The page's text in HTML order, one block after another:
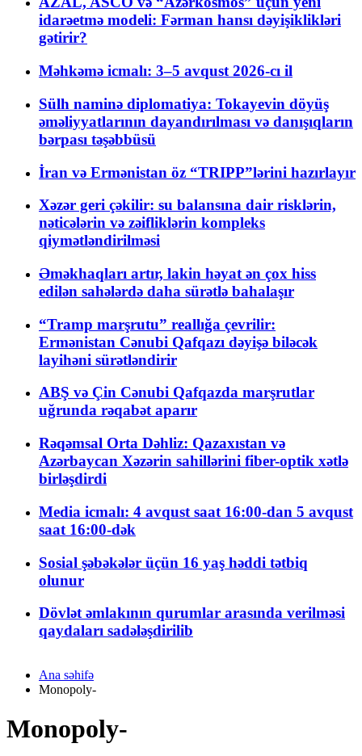
idarəetmə modeli: Fərman hansı dəyişiklikləri
gətirir?
Məhkəmə icmalı: 3–5 avqust 2026-cı il
Sülh naminə diplomatiya: Tokayevin döyüş
əməliyyatlarının dayandırılması və danışıqların
bərpası təşəbbüsü
İran və Ermənistan öz “TRIPP”lərini hazırlayır
Xəzər geri çəkilir: su balansına dair risklərin,
nəticələrin və zəifliklərin kompleks
qiymətləndirilməsi
Əməkhaqları artır, lakin həyat ən çox hiss
edilən sahələrdə daha sürətlə bahalaşır
“Tramp marşrutu” reallığa çevrilir:
Ermənistan Cənubi Qafqazı dəyişə biləcək
layihəni sürətləndirir
ABŞ və Çin Cənubi Qafqazda marşrutlar
uğrunda rəqabət aparır
Rəqəmsal Orta Dəhliz: Qazaxıstan və
Azərbaycan Xəzərin sahillərini fiber-optik xətlə
birləşdirdi
Media icmalı: 4 avqust saat 16:00-dan 5 avqust
saat 16:00-dək
Sosial şəbəkələr üçün 16 yaş həddi tətbiq
olunur
Dövlət əmlakının qurumlar arasında verilməsi
qaydaları sadələşdirilib
Ana səhifə
Monopoly-
Monopoly-